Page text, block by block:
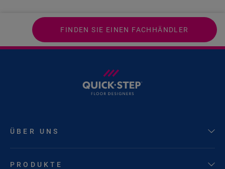
FINDEN SIE EINEN FACHHÄNDLER
ÜBER UNS
PRODUKTE